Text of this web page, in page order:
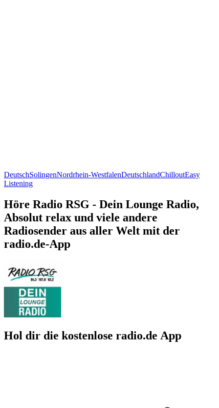
DeutschSolingenNordrhein-WestfalenDeutschlandChilloutEasy
Listening
Höre Radio RSG - Dein Lounge Radio,
Absolut relax und viele andere
Radiosender aus aller Welt mit der
radio.de-App
Hol dir die kostenlose radio.de App